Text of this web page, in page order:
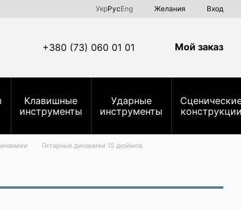
УкрРусEng Желания Вход
+380 (73) 060 01 01 Мой заказ
Клавишные
инструменты
Ударные
инструменты
Гитарные динамики 15 дюймов